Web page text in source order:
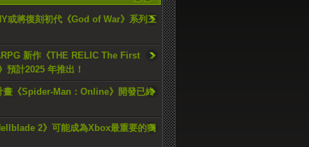
或將復刻初代《God of War》系列三
新作《THE RELIC The First
預計2025 年推出！
畫《Spider-Man：Online》開發已終
2》可能成為Xbox最重要的獨